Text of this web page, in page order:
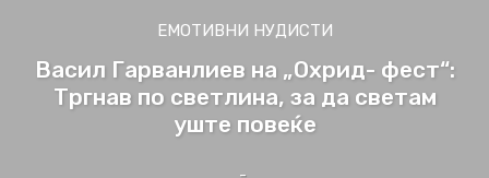
ЕМОТИВНИ НУДИСТИ
Васил Гарванлиев на „Охрид- фест“:
Тргнав по светлина, за да светам
уште повеќе